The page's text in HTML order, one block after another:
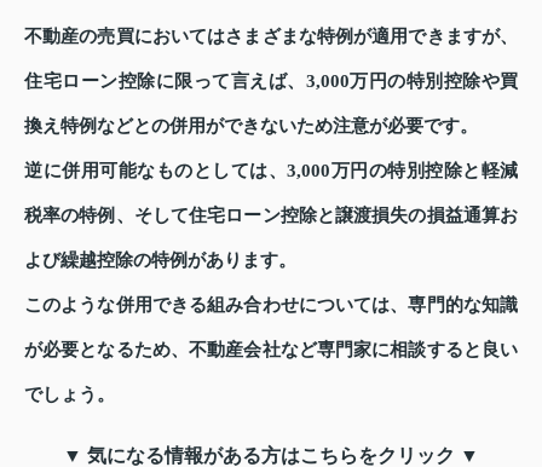
不動産の売買においてはさまざまな特例が適用できますが、
住宅ローン控除に限って言えば、3,000万円の特別控除や買
換え特例などとの併用ができないため注意が必要です。
逆に併用可能なものとしては、3,000万円の特別控除と軽減
税率の特例、そして住宅ローン控除と譲渡損失の損益通算お
よび繰越控除の特例があります。
このような併用できる組み合わせについては、専門的な知識
が必要となるため、不動産会社など専門家に相談すると良い
でしょう。
▼ 気になる情報がある方はこちらをクリック ▼